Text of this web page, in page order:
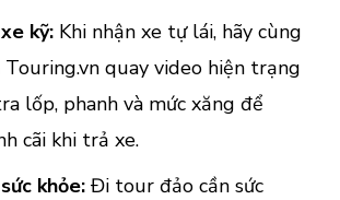
kỹ:Khi nhận xe tự lái, hãy cùng
Touring.vn quay video hiện trạng
lốp, phanh và mức xăng để
cãi khi trả xe.
khỏe:Đi tour đảo cần sức